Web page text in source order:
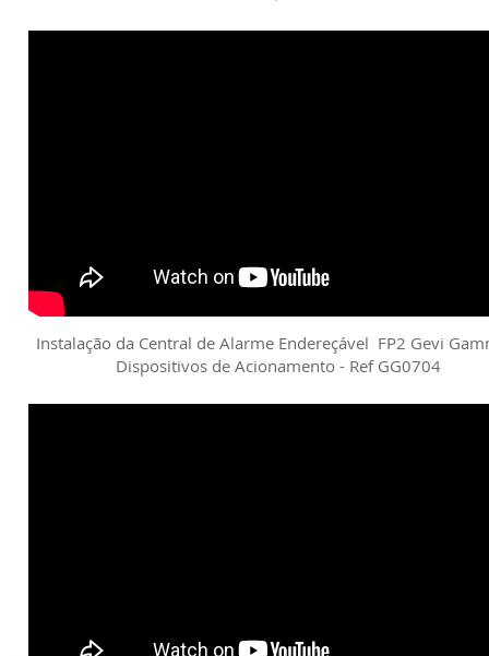
Instalação da Central de Alarme Endereçável FP2 Gevi
Dispositivos de Acionamento - Ref GG0704